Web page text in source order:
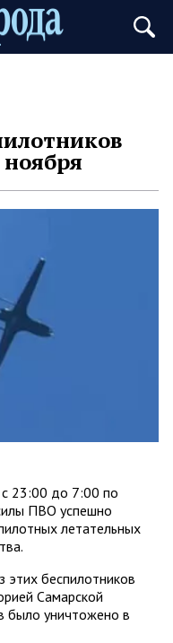
с 23:00 до 7:00 по
ПВО успешно
летательных
этих беспилотников
Самарской
было уничтожено в